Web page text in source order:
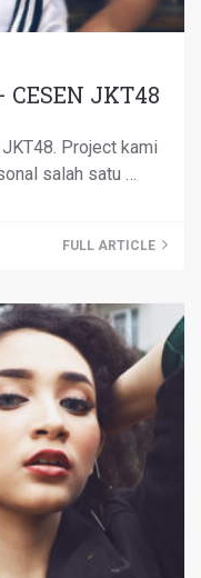
JKT48
Project kami
salah satu …
FULL ARTICLE